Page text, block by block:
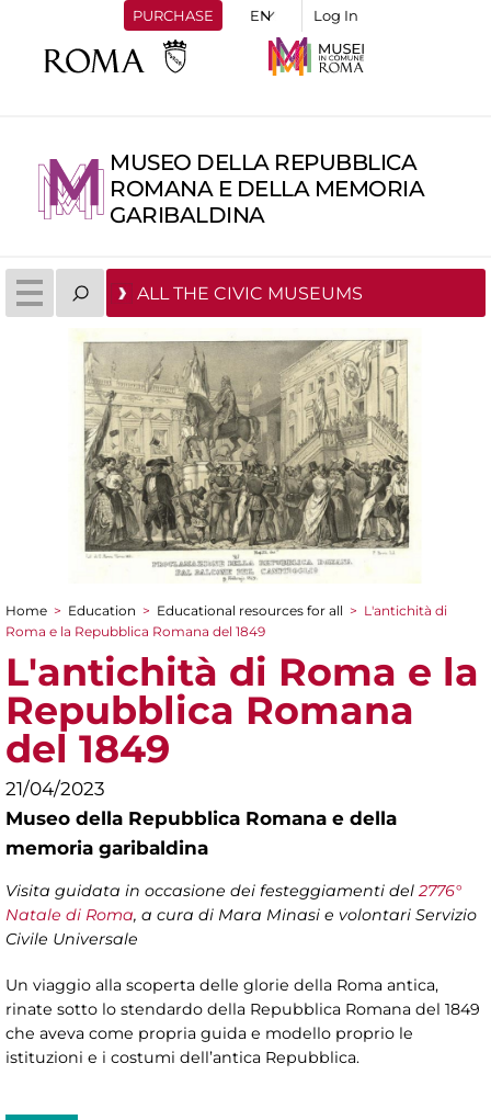
PURCHASE Log In
MUSEO DELLA REPUBBLICA
ROMANA E DELLA MEMORIA
GARIBALDINA
ALL THE CIVIC MUSEUMS
You are here
Home > Education > Educational resources for all > L'antichità di
Roma e la Repubblica Romana del 1849
L'antichità di Roma e la
Repubblica Romana
del 1849
21/04/2023
Museo della Repubblica Romana e della
memoria garibaldina
Visita guidata in occasione dei festeggiamenti del 2776°
Natale di Roma, a cura di Mara Minasi e volontari Servizio
Civile Universale
Un viaggio alla scoperta delle glorie della Roma antica,
rinate sotto lo stendardo della Repubblica Romana del 1849
che aveva come propria guida e modello proprio le
istituzioni e i costumi dell’antica Repubblica.